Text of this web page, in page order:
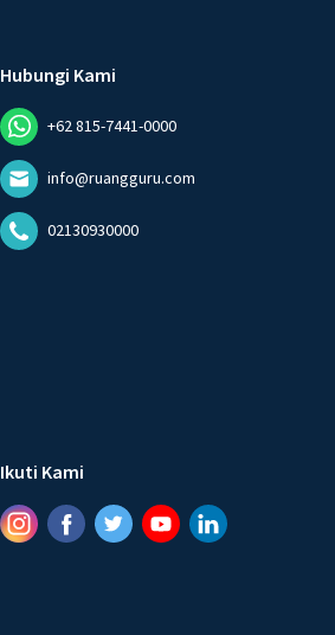
Hubungi Kami
+62 815-7441-0000
info@ruangguru.com
02130930000
Ikuti Kami